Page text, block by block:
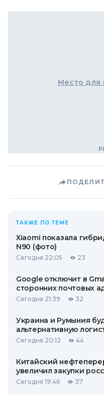
Место для
ТАКЖЕ ПО ТЕМЕ
Xiaomi показала
N90 (фото)
Сегодня 22:05 23
Google отключит в
сторонних почтовых
Сегодня 21:39 32
Украина и Румыния
альтернативную
Сегодня 20:12 44
Китайский
увеличил закупки
Сегодня 19:46 37